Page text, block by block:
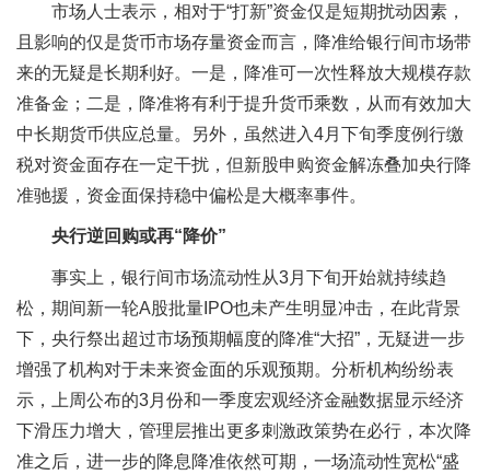
市场人士表示，相对于“打新”资金仅是短期扰动因素，
且影响的仅是货币市场存量资金而言，降准给银行间市场带
来的无疑是长期利好。一是，降准可一次性释放大规模存款
准备金；二是，降准将有利于提升货币乘数，从而有效加大
中长期货币供应总量。另外，虽然进入4月下旬季度例行缴
税对资金面存在一定干扰，但新股申购资金解冻叠加央行降
准驰援，资金面保持稳中偏松是大概率事件。
央行逆回购或再“降价”
事实上，银行间市场流动性从3月下旬开始就持续趋
松，期间新一轮A股批量IPO也未产生明显冲击，在此背景
下，央行祭出超过市场预期幅度的降准“大招”，无疑进一步
增强了机构对于未来资金面的乐观预期。分析机构纷纷表
示，上周公布的3月份和一季度宏观经济金融数据显示经济
下滑压力增大，管理层推出更多刺激政策势在必行，本次降
准之后，进一步的降息降准依然可期，一场流动性宽松“盛